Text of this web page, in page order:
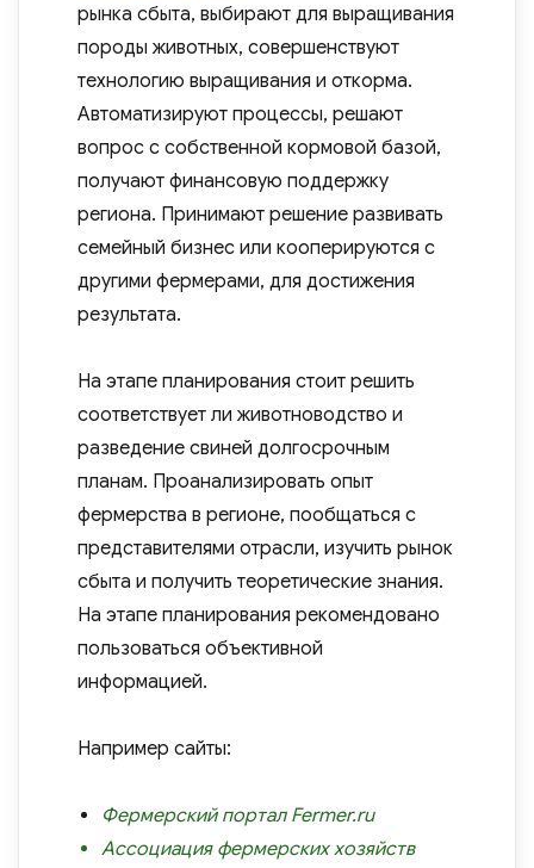
рынка сбыта, выбирают для выращивания
породы животных, совершенствуют
технологию выращивания и откорма.
Автоматизируют процессы, решают
вопрос с собственной кормовой базой,
получают финансовую поддержку
региона. Принимают решение развивать
семейный бизнес или кооперируются с
другими фермерами, для достижения
результата.
На этапе планирования стоит решить
соответствует ли животноводство и
разведение свиней долгосрочным
планам. Проанализировать опыт
фермерства в регионе, пообщаться с
представителями отрасли, изучить рынок
сбыта и получить теоретические знания.
На этапе планирования рекомендовано
пользоваться объективной
информацией.
Например сайты:
Фермерский портал Fermer.ru
Ассоциация фермерских хозяйств